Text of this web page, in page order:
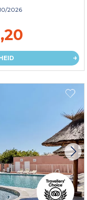
2026